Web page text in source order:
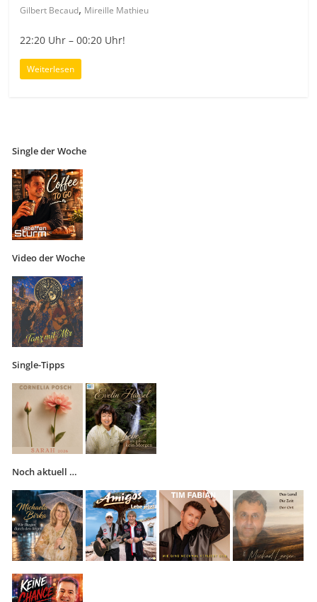
Gilbert Becaud, Mireille Mathieu
22:20 Uhr – 00:20 Uhr!
Weiterlesen
Single der Woche
Video der Woche
Single-Tipps
Noch aktuell …